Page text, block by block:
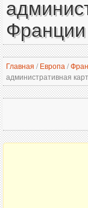
Главная / Европа /
административная